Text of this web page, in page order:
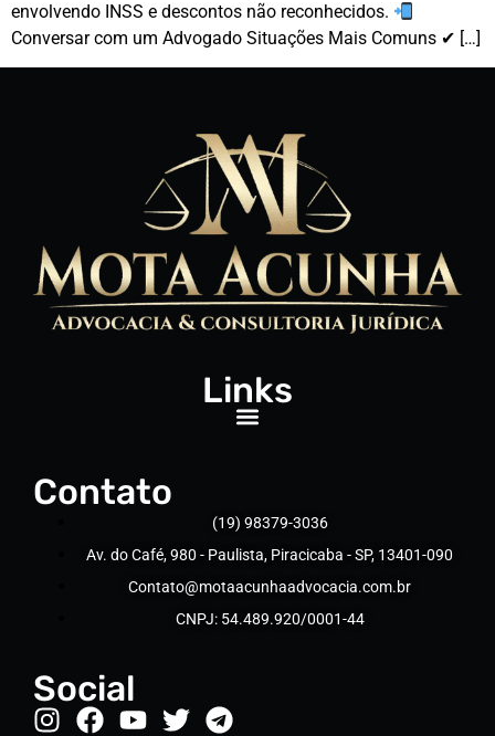
envolvendo INSS e descontos não reconhecidos.
Conversar com um Advogado Situações Mais Comuns ✔ […]
Links
Contato
(19) 98379-3036
Av. do Café, 980 - Paulista, Piracicaba - SP, 13401-090
Contato@motaacunhaadvocacia.com.br
CNPJ: 54.489.920/0001-44
Social